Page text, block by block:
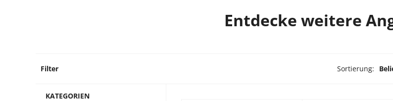
Entdecke weitere
Filter Sortierung:
KATEGORIEN